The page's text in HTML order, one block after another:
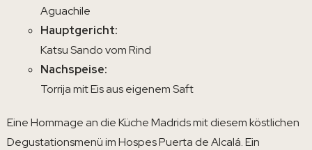
Aguachile
Hauptgericht:
Katsu Sando vom Rind
Nachspeise:
Torrija mit Eis aus eigenem Saft
Eine Hommage an die Küche Madrids mit diesem köstlichen
Degustationsmenü im Hospes Puerta de Alcalá. Ein